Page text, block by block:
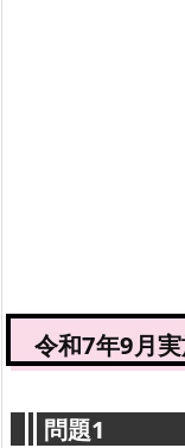
令和7年9月
問題1